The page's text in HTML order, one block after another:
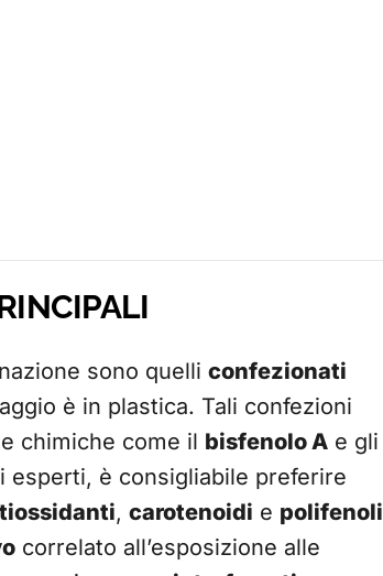
sono quelli confezionati
è in plastica. Tali confezioni
chimiche come il bisfenolo A e gli
esperti, è consigliabile preferire
, carotenoidi e polifenoli
correlato all’esposizione alle